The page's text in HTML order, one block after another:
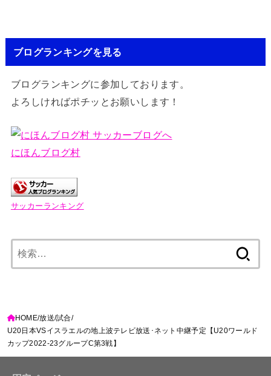
ブログランキングを見る
ブログランキングに参加しております。
よろしければポチッとお願いします！
にほんブログ村
サッカーランキング
索:
HOME 放送 試合
U20日本VSイスラエルの地上波テレビ放送･ネット中継予定【U20ワールド
カップ2022-23グループC第3戦】